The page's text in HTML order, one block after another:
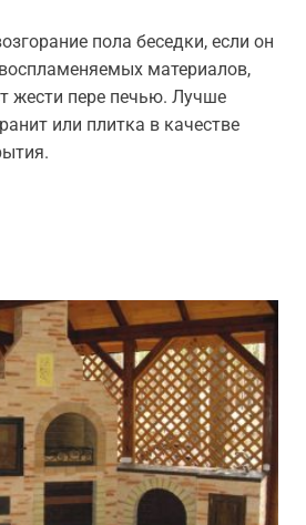
пола беседки, если он
материалов,
жести пере печью. Лучше
или плитка в качестве